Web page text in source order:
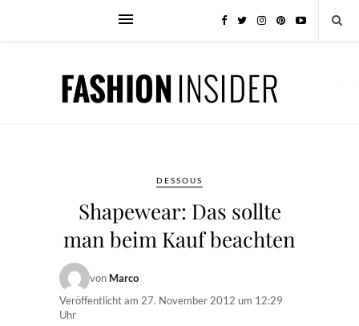
DESSOUS
Shapewear: Das sollte
man beim Kauf beachten
von Marco
Veröffentlicht am 27. November 2012 um 12:29
Uhr